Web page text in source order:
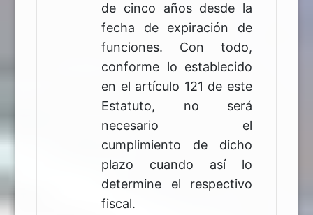
de cinco años desde la
fecha de expiración de
funciones. Con todo,
conforme lo establecido
en el artículo 121 de este
Estatuto, no será
necesario el
cumplimiento de dicho
plazo cuando así lo
determine el respectivo
fiscal.